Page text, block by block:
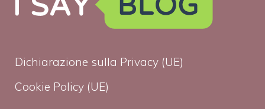
Dichiarazione sulla Privacy (UE)
Cookie Policy (UE)